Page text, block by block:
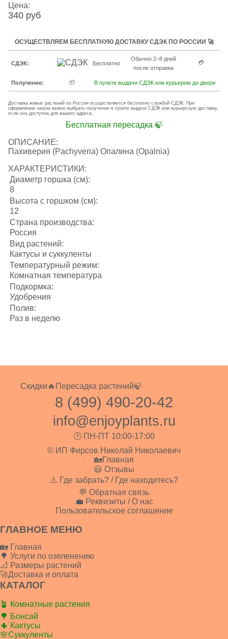
Цена:
340 руб
ОСУЩЕСТВЛЯЕМ БЕСПЛАТНУЮ ДОСТАВКУ СДЭК ПО РОССИИ 🚀
СДЭК: Бесплатно
Обычно 2–8 дней
после отправки
💳
Получение: 📦 В пункте выдачи СДЭК или курьером до двери
Доставка живых растений по России осуществляется бесплатно службой СДЭК. При
оформлении заказа можно выбрать получение в пункте выдачи СДЭК или курьерскую доставку,
если она доступна для вашего адреса.
Бесплатная пересадка 🍃
ОПИСАНИЕ:
Пахиверия (Pachyveria) Опалина (Opalnia)
ХАРАКТЕРИСТИКИ:
Диаметр горшка (см):
8
Высота с горшком (см):
12
Страна производства:
Россия
Вид растений:
Кактусы и суккуленты
Температурный режим:
Комнатная температура
Подкормка:
Удобрения
Полив:
Раз в неделю
Скидки🔥 Пересадка растений🍃
8 (499) 490-20-42
info@enjoyplants.ru
🕑 ПН-ПТ 10:00-17:00
© ИП Фирсов Николай Николаевич
🏡Главная
😃 Отзывы
⚠️ Где забрать? / Где находитесь?
💬 Обратная связь
💼 Реквизиты / О нас
Пользовательское соглашение
ГЛАВНОЕ МЕНЮ
🏡 Главная
🌳 Услуги по озеленению
📐 Размеры растений
🚀Доставка и оплата
КАТАЛОГ
🪴 Комнатные растения
🌳 Бонсай
🌵 Кактусы
🌸Суккуленты